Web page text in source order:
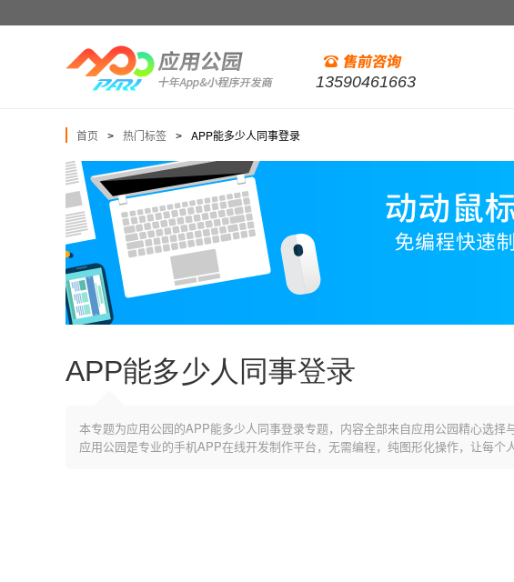
13590461663
首页 > 热门标签 > APP能多少人同事登录
APP能多少人同事登录
本专题为应用公园的APP能多少人同事登录专题，内容全部来自应用公园精心选择
应用公园是专业的手机APP在线开发制作平台，无需编程，纯图形化操作，让每个